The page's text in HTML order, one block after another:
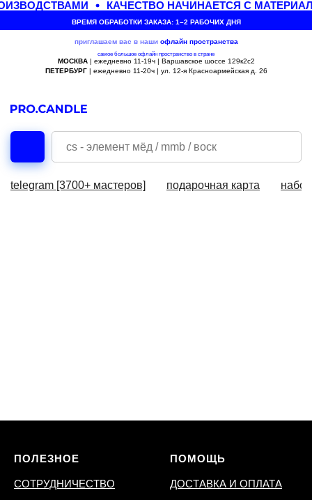
КАЧЕСТВО НАЧИНАЕТСЯ С
ВРЕМЯ ОБРАБОТКИ ЗАКАЗА: 1–2 РАБОЧИХ ДНЯ
приглашаем вас в наши офлайн пространства
самое большое офлайн пространство в стране
МОСКВА| ежедневно 11-19ч | Варшавское шоссе 129к2с2
ПЕТЕРБУРГ| ежедневно 11-20ч | ул. 12-я Красноармейская д. 26
telegram [3700+ мастеров] подарочная карта
ПОЛЕЗНОЕ
СОТРУДНИЧЕСТВО
ПОМОЩЬ
ДОСТАВКА И ОПЛАТА